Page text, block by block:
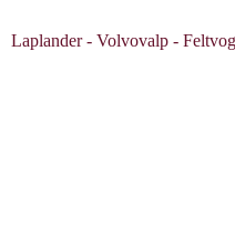
Laplander - Volvovalp -